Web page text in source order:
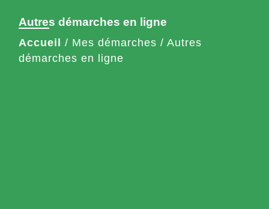
Autres démarches en ligne
Accueil / Mes démarches / Autres
démarches en ligne